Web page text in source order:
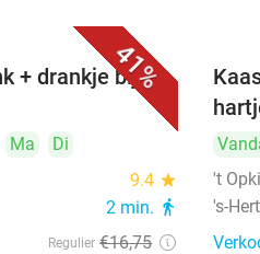
41%
+ drankje bij 't
Ma
Di
9.4 star
2 min. directions_walk
Regulier €16,75
't
's-